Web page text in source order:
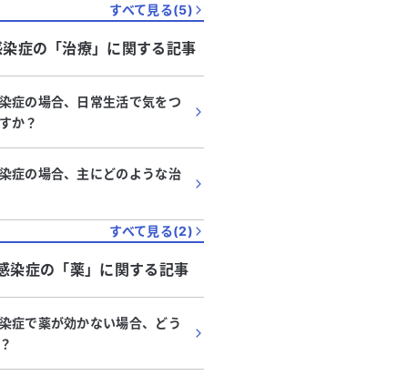
すべて見る(5)
症の「治療」に関する記事
症の場合、日常生活で気をつ
か？
症の場合、主にどのような治
すべて見る(2)
染症の「薬」に関する記事
症で薬が効かない場合、どう